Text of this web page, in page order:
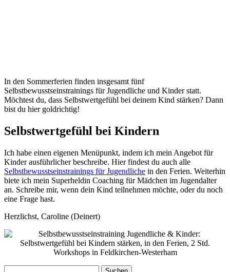
In den Sommerferien finden insgesamt fünf
Selbstbewusstseinstrainings für Jugendliche und Kinder statt.
Möchtest du, dass Selbstwertgefühl bei deinem Kind stärken? Dann
bist du hier goldrichtig!
Selbstwertgefühl bei Kindern
Ich habe einen eigenen Menüpunkt, indem ich mein Angebot für
Kinder ausführlicher beschreibe. Hier findest du auch alle
Selbstbewusstseinstrainings für Jugendliche in den Ferien. Weiterhin
biete ich mein Superheldin Coaching für Mädchen im Jugendalter
an. Schreibe mir, wenn dein Kind teilnehmen möchte, oder du noch
eine Frage hast.
Herzlichst, Caroline (Deinert)